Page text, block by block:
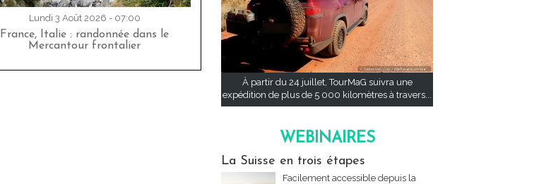
Lundi 3 Août 2026 - 07:00
France, Italie : randonnée dans le
Mercantour frontalier
À partir du 24 juillet, TourMaG suivra une
expédition de plus de 5 000 kilomètres à travers...
WEBINAIRES
La Suisse en trois étapes
Facilement accessible depuis la